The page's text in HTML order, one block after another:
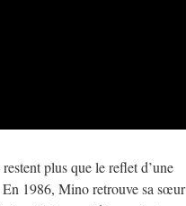
plus que le reflet d’une
1986, Mino retrouve sa sœur